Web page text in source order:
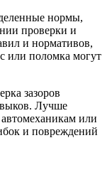
нормы,
проверки и
и нормативов,
или поломка могут
зазоров
Лучше
или
и повреждений